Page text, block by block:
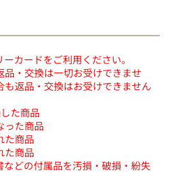
カードをご利用ください。
品・交換は一切お受けできませ
返品・交換はお受けできません
た商品
った商品
た商品
た商品
どの付属品を汚損・破損・紛失